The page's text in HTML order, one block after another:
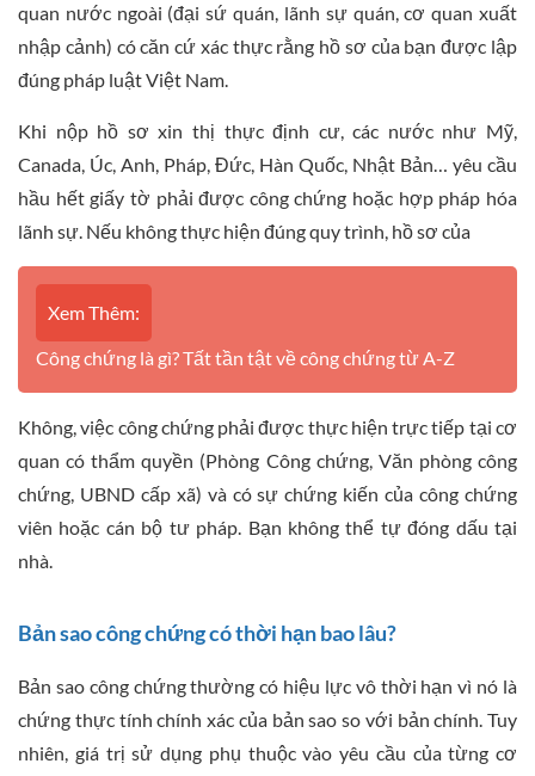
quan nước ngoài (đại sứ quán, lãnh sự quán, cơ quan xuất
nhập cảnh) có căn cứ xác thực rằng hồ sơ của bạn được lập
đúng pháp luật Việt Nam.
Khi nộp hồ sơ xin thị thực định cư, các nước như Mỹ,
Canada, Úc, Anh, Pháp, Đức, Hàn Quốc, Nhật Bản… yêu cầu
hầu hết giấy tờ phải được công chứng hoặc hợp pháp hóa
lãnh sự. Nếu không thực hiện đúng quy trình, hồ sơ của
Xem Thêm:
Công chứng là gì? Tất tần tật về công chứng từ A-Z
Không, việc công chứng phải được thực hiện trực tiếp tại cơ
quan có thẩm quyền (Phòng Công chứng, Văn phòng công
chứng, UBND cấp xã) và có sự chứng kiến của công chứng
viên hoặc cán bộ tư pháp. Bạn không thể tự đóng dấu tại
nhà.
Bản sao công chứng có thời hạn bao lâu?
Bản sao công chứng thường có hiệu lực vô thời hạn vì nó là
chứng thực tính chính xác của bản sao so với bản chính. Tuy
nhiên, giá trị sử dụng phụ thuộc vào yêu cầu của từng cơ